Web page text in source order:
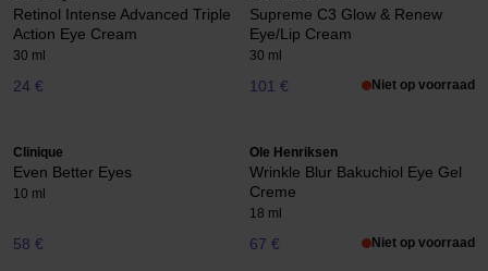
Retinol Intense Advanced Triple
Action Eye Cream
30 ml
24 €
Supreme C3 Glow & Renew
Eye/Lip Cream
30 ml
101 € Niet op voorraad
Clinique
Even Better Eyes
10 ml
58 €
Ole Henriksen
Wrinkle Blur Bakuchiol Eye Gel
Creme
18 ml
67 € Niet op voorraad